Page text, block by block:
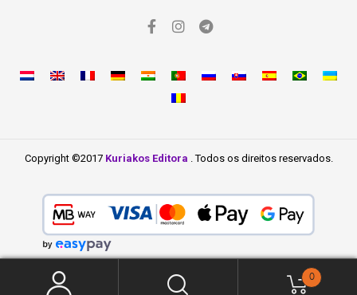
Copyright ©2017 Kuriakos Editora . Todos os direitos reservados.
0